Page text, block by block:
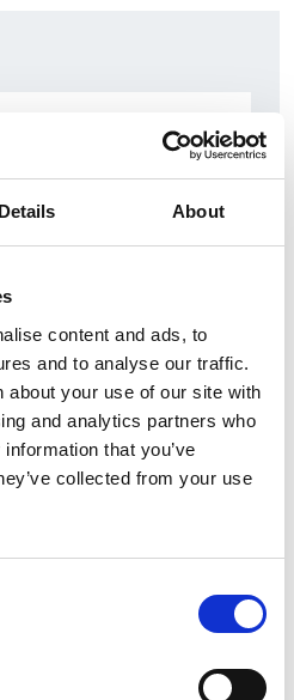
Details About
content and ads, to
and to analyse our traffic.
about your use of our site with
and analytics partners who
that you’ve
collected from your use
aumentata fortemente la
abitazioni